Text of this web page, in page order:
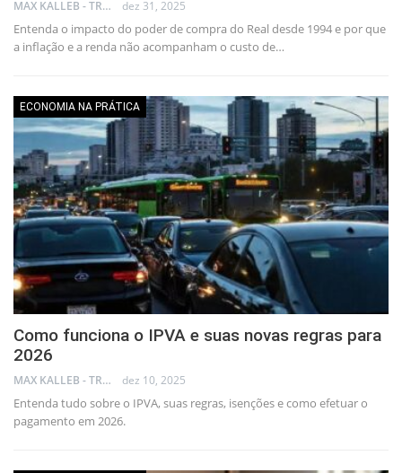
MAX KALLEB - TRADER dez 31, 2025
Entenda o impacto do poder de compra do Real desde 1994 e por que
a inflação e a renda não acompanham o custo de…
ECONOMIA NA PRÁTICA
Como funciona o IPVA e suas novas regras para
2026
MAX KALLEB - TRADER dez 10, 2025
Entenda tudo sobre o IPVA, suas regras, isenções e como efetuar o
pagamento em 2026.